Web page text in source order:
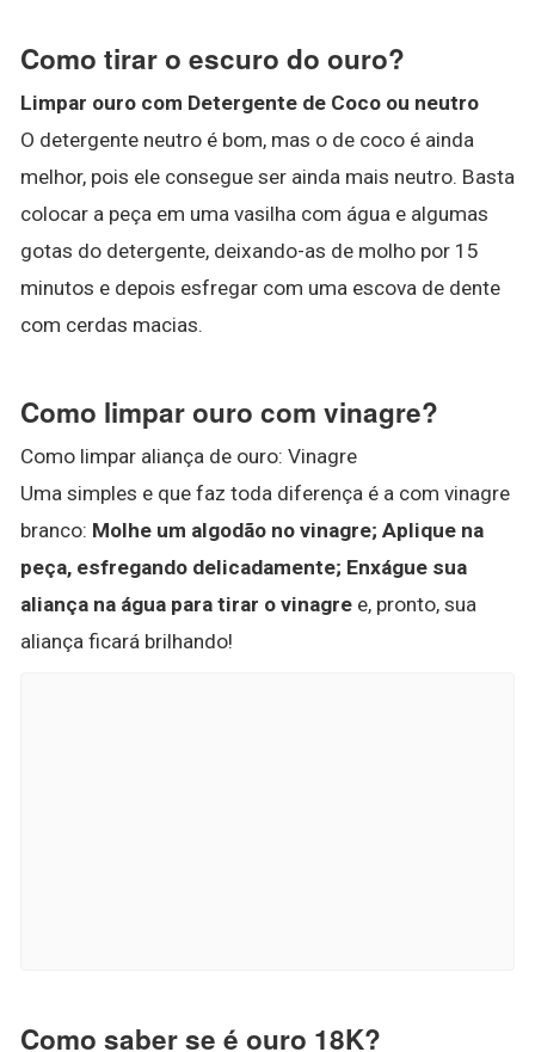
Como tirar o escuro do ouro?
Limpar ouro com Detergente de Coco ou neutro
O detergente neutro é bom, mas o de coco é ainda
melhor, pois ele consegue ser ainda mais neutro. Basta
colocar a peça em uma vasilha com água e algumas
gotas do detergente, deixando-as de molho por 15
minutos e depois esfregar com uma escova de dente
com cerdas macias.
Como limpar ouro com vinagre?
Como limpar aliança de ouro: Vinagre
Uma simples e que faz toda diferença é a com vinagre
branco: Molhe um algodão no vinagre; Aplique na
peça, esfregando delicadamente; Enxágue sua
aliança na água para tirar o vinagre e, pronto, sua
aliança ficará brilhando!
Como saber se é ouro 18K?